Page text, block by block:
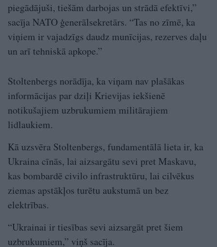
piegādājuši, tiešām darbojas un strādā efektīvi,”
sacīja NATO ģenerālsekretārs. “Tas no zīmē, ka
viņiem ir vajadzīgs daudz munīcijas, rezerves daļu
un arī tehniskā apkope.”
Stoltenbergs norādīja, ka viņam nav plašākas
informācijas par dziļi Krievijas iekšienē
notikušajiem uzbrukumiem militārajiem
lidlaukiem.
Kā uzsvēra Stoltenbergs, fundamentālā lieta ir, ka
Ukraina cīnās, lai aizsargātu sevi pret Maskavu,
kas bombardē civilo infrastruktūru, lai cilvēkus
ziemas apstākļos turētu aukstumā un bez
elektrības.
“Ukrainai ir tiesības sevi aizsargāt pret šiem
uzbrukumiem,” viņš sacīja.